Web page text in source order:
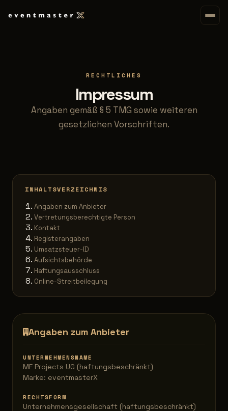
RECHTLICHES
Impressum
Angaben gemäß § 5 TMG sowie weiteren
gesetzlichen Vorschriften.
INHALTSVERZEICHNIS
Angaben zum Anbieter
Vertretungsberechtigte Person
Kontakt
Registerangaben
Umsatzsteuer-ID
Aufsichtsbehörde
Haftungsausschluss
Online-Streitbeilegung
Angaben zum Anbieter
UNTERNEHMENSNAME
MF Projects UG (haftungsbeschränkt)
Marke: eventmasterX
RECHTSFORM
Unternehmensgesellschaft (haftungsbeschränkt)